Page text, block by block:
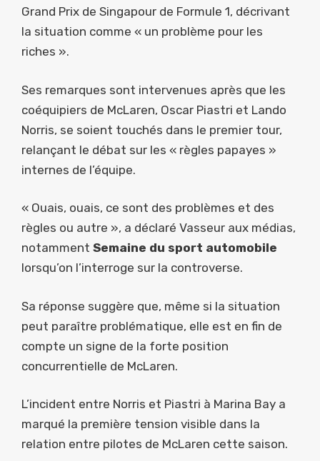
Grand Prix de Singapour de Formule 1, décrivant
la situation comme « un problème pour les
riches ».
Ses remarques sont intervenues après que les
coéquipiers de McLaren, Oscar Piastri et Lando
Norris, se soient touchés dans le premier tour,
relançant le débat sur les « règles papayes »
internes de l’équipe.
« Ouais, ouais, ce sont des problèmes et des
règles ou autre », a déclaré Vasseur aux médias,
notamment Semaine du sport automobile
lorsqu’on l’interroge sur la controverse.
Sa réponse suggère que, même si la situation
peut paraître problématique, elle est en fin de
compte un signe de la forte position
concurrentielle de McLaren.
L’incident entre Norris et Piastri à Marina Bay a
marqué la première tension visible dans la
relation entre pilotes de McLaren cette saison.